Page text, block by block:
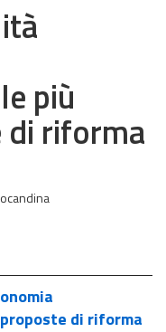
più
di riforma
di riforma